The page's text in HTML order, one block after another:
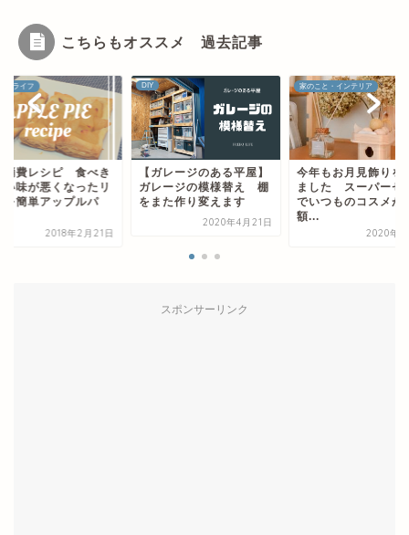
こちらもオススメ 過去記事
ルライフ
消費レシピ 食べき
い味が悪くなったリ
を簡単アップルパ
2018年2月21日
DIY
【ガレージのある平屋】
ガレージの模様替え 棚
をまた作り変えます
2020年4月21日
家のこと・インテリア
今年もお月見飾りを
ました スーパーセ
でいつものコスメが
額...
2020年9
スポンサーリンク